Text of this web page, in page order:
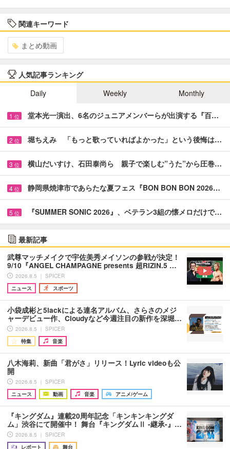
関連キーワード
まとめ動画
人気記事ランキング
Daily
Weekly Monthly
1 位 堂本光一演出、6名のジュニアメンバーらが出演する『百…
2 位 堀ちえみ 「もっと歌っていればよかった」という後悔は…
3 位 横山だいすけ、石田泰尚ら 親子で楽しむ”うた”から圧巻…
4 位 静岡県焼津市であらたな夏フェス『BON BON BON 2026…
5 位 『SUMMER SONIC 2026』、ベテラン3組の懐メロだけで…
最新記事
武尊マッチメイクで宇佐美秀メイソンの参戦が決定！
9/10『ANGEL CHAMPAGNE presents 超RIZIN.5 …
2026.8.5 ｜ SPICER
ニュース
スポーツ
小袋成彬と5lackによる連名アルバム、さらさのメジ
ャーデビュー作、Cloudyなど今週注目の新作を深堀…
2026.8.5 ｜ SPICER
特集
音楽
八木海莉、新曲「君がさ」リリース！Lyric videoも公
開
2026.8.5 ｜ SPICER
ニュース
動画 音楽 アニメ/ゲーム
『キングダム』連載20周年記念「キンキンキングダ
ム」渋谷にて開催中！ 舞台『キングダムⅡ -継承-』…
2026.8.5 ｜ SPICER
レポート
舞台